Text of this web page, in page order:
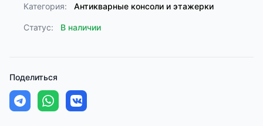
Категория: Антикварные консоли и этажерки
Статус: В наличии
Поделиться